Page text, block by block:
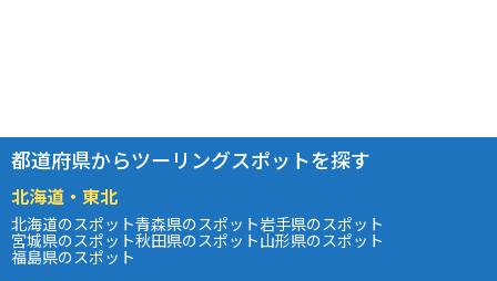
都道府県からツーリングスポットを探す
北海道・東北
北海道のスポット青森県のスポット岩手県のスポット
宮城県のスポット秋田県のスポット山形県のスポット
福島県のスポット